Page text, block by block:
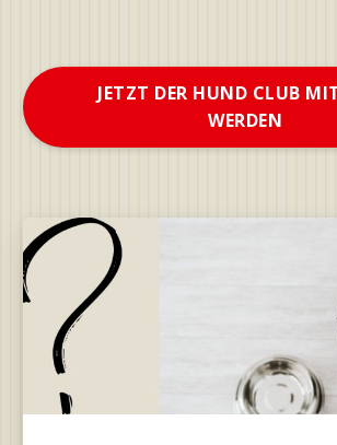
JETZT DER HUND CLUB
WERDEN